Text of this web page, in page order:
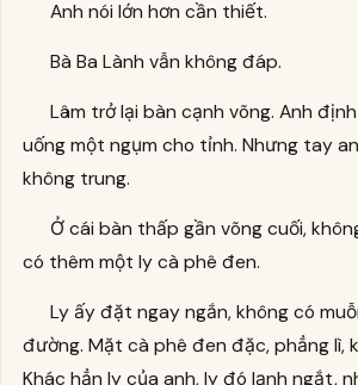
Anh nói lớn hơn cần thiết.
Bà Ba Lành vẫn không đáp.
Lâm trở lại bàn cạnh võng. Anh
uống một ngụm cho tỉnh. Nhưng tay
không trung.
Ở cái bàn thấp gần võng cuối,
có thêm một ly cà phê đen.
Ly ấy đặt ngay ngắn, không có
đường. Mặt cà phê đen đặc, phẳng lì,
Khác hẳn ly của anh, ly đó lạnh ngắt,